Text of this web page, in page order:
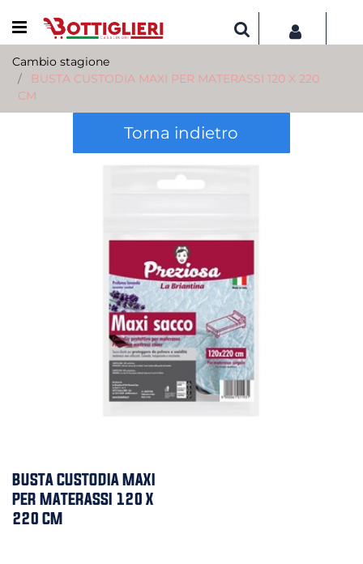
Open menu
Cambio stagione
BUSTA CUSTODIA MAXI PER MATERASSI 120 X 220
CM
Torna indietro
BUSTA CUSTODIA MAXI
PER MATERASSI 120 X
220 CM